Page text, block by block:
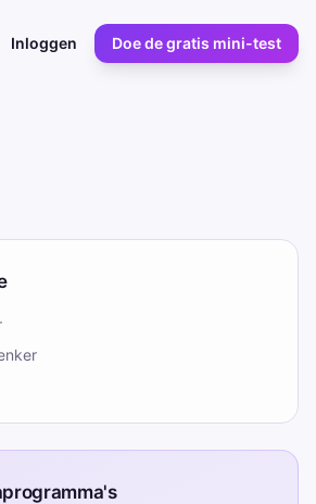
Inloggen Doe de gratis mini-test